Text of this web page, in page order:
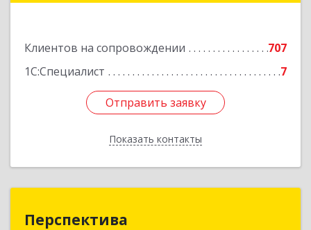
Клиентов на сопровождении
707
1С:Специалист
7
Отправить заявку
Показать контакты
Отправить заявку
Назад
Перспектива